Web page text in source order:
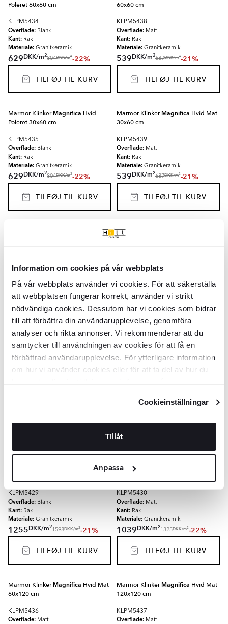
Information om cookies på vår webbplats
På vår webbplats använder vi cookies. För att säkerställa
att webbplatsen fungerar korrekt, använder vi strikt
nödvändiga cookies. Dessutom har vi cookies som bidrar
till att förbättra din användarupplevelse, genomföra
analyser och rikta annonser. Vi rekommenderar att du
samtycker till användningen av cookies för att få en
förbättrad användarupplevelse. För ytterligare information
om hur vi använder cookies eller för att ta del av hur du
Cookieinställningar
Tillåt
Anpassa
Poleret 60x60 cm
KLPM5434
Overflade: Blank
Kant: Rak
Materiale: Granitkeramik
629DKK/m2
804DKK/m2-22%
TILFØJ TIL KURV
60x60 cm
KLPM5438
Overflade: Matt
Kant: Rak
Materiale: Granitkeramik
539DKK/m2
687DKK/m2-21%
TILFØJ TIL KURV
Marmor KlinkerMagnifica Hvid
Poleret 30x60 cm
KLPM5435
Overflade: Blank
Kant: Rak
Materiale: Granitkeramik
629DKK/m2
804DKK/m2-22%
TILFØJ TIL KURV
Marmor KlinkerMagnifica Hvid Mat
30x60 cm
KLPM5439
Overflade: Matt
Kant: Rak
Materiale: Granitkeramik
539DKK/m2
687DKK/m2-21%
TILFØJ TIL KURV
Overflade:Blank
Materiale:Granitkeramik
319 DKK 412 DKK-23%
TILFØJ TIL KURV
Marmor Mosaik Klinker
Hvid Poleret 30x30 (5x5) cm
Overflade:Blank
Materiale:Granitkeramik
219 280 DKK -22%
Marmor KlinkerMagnificaHvid
Poleret 120x120 cm
Marmor KlinkerMagnificaHvid
Poleret 60x120 cm
Materiale:Granitkeramik
Hvid
KLPM5429
Overflade: Blank
Kant: Rak
Materiale: Granitkeramik
1255DKK/m2
1598DKK/m2-21%
TILFØJ TIL KURV
Marmor Klinker
KLPM5430
Overflade: Matt
Kant: Rak
Materiale: Granitkeramik
1039DKK/m2
1325DKK/m2-22%
TILFØJ TIL KURV
Marmor KlinkerMagnifica Hvid Mat
60x120 cm
KLPM5436
Overflade: Matt
Marmor KlinkerMagnifica Hvid Mat
120x120 cm
KLPM5437
Overflade: Matt